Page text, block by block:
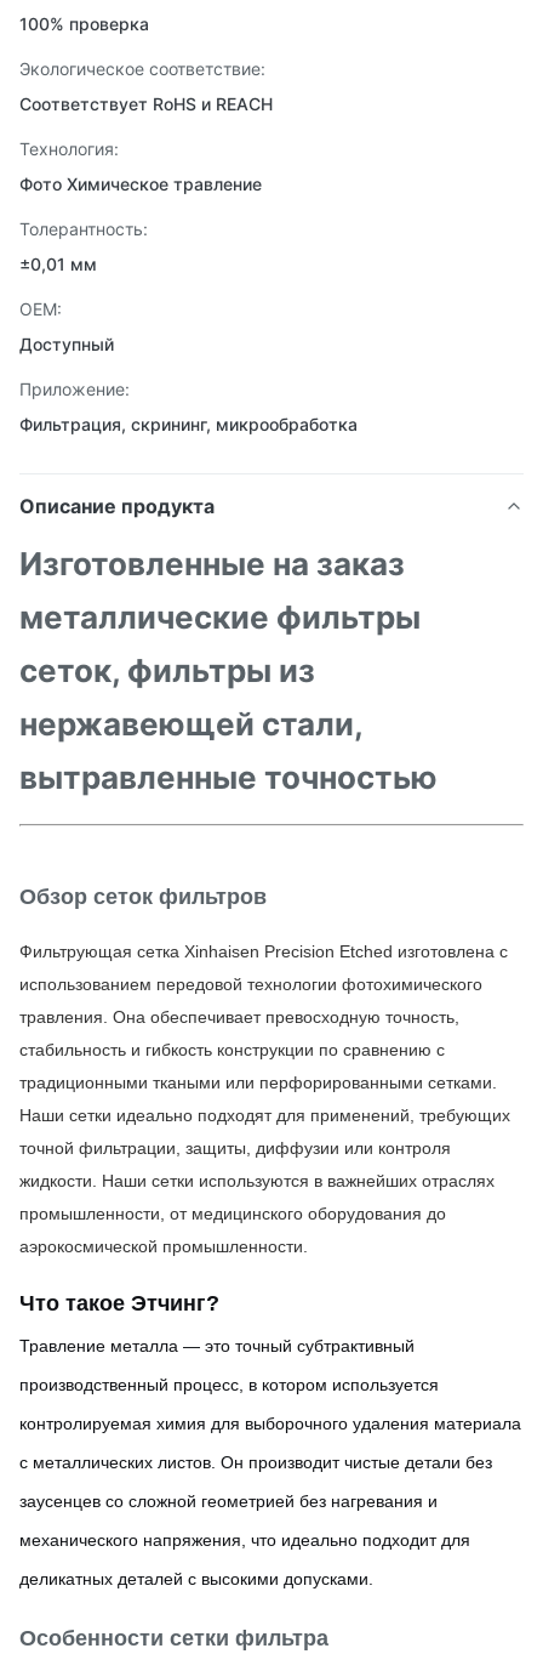
100% проверка
Экологическое соответствие:
Соответствует RoHS и REACH
Технология:
Фото Химическое травление
Толерантность:
±0,01 мм
OEM:
Доступный
Приложение:
Фильтрация, скрининг, микрообработка
Описание продукта
Изготовленные на заказ
металлические фильтры
сеток, фильтры из
нержавеющей стали,
вытравленные точностью
Обзор сеток фильтров
Фильтрующая сетка Xinhaisen Precision Etched изготовлена ​​с
использованием передовой технологии фотохимического
травления. Она обеспечивает превосходную точность,
стабильность и гибкость конструкции по сравнению с
традиционными ткаными или перфорированными сетками.
Наши сетки идеально подходят для применений, требующих
точной фильтрации, защиты, диффузии или контроля
жидкости. Наши сетки используются в важнейших отраслях
промышленности, от медицинского оборудования до
аэрокосмической промышленности.
Что такое Этчинг?
Травление металла — это точный субтрактивный
производственный процесс, в котором используется
контролируемая химия для выборочного удаления материала
с металлических листов. Он производит чистые детали без
заусенцев со сложной геометрией без нагревания и
механического напряжения, что идеально подходит для
деликатных деталей с высокими допусками.
Особенности сетки фильтра